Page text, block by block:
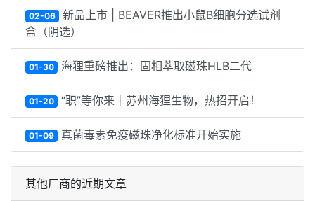
02-06 新品上市 | BEAVER推出小鼠B细胞分选试剂
盒（阴选）
01-30 海狸重磅推出：固相萃取磁珠HLB二代
01-20 “职”等你来｜苏州海狸生物，热招开启！
01-09 真菌毒素免疫磁珠净化标准开始实施
其他厂商的近期文章